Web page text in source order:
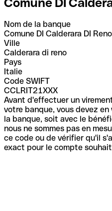
Nom de la banque
Comune DI Calderara DI Reno
Ville
Calderara di reno
Pays
Italie
Code SWIFT
CCLRIT21XXX
Avant d'effectuer un
votre banque, vous devez
la banque, soit avec le
nous ne sommes pas en
ce code ou de vérifier qu'il
exact pour le compte